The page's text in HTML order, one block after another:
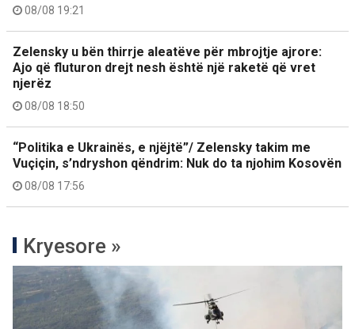
08/08 19:21
Zelensky u bën thirrje aleatëve për mbrojtje ajrore:
Ajo që fluturon drejt nesh është një raketë që vret
njerëz
08/08 18:50
“Politika e Ukrainës, e njëjtë”/ Zelensky takim me
Vuçiçin, s’ndryshon qëndrim: Nuk do ta njohim Kosovën
08/08 17:56
Kryesore »